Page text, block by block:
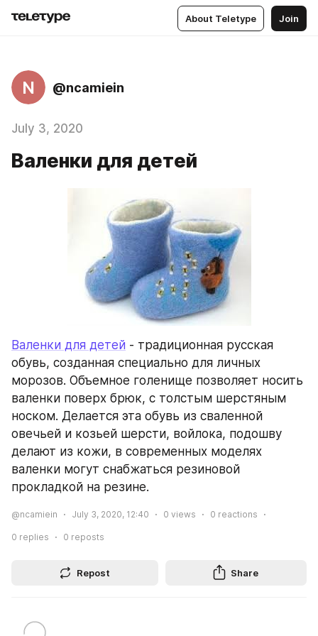
About Teletype Join
N @ncamiein
July 3, 2020
Валенки для детей
Валенки для детей - традиционная русская
обувь, созданная специально для личных
морозов. Объемное голенище позволяет носить
валенки поверх брюк, с толстым шерстяным
носком. Делается эта обувь из сваленной
овечьей и козьей шерсти, войлока, подошву
делают из кожи, в современных моделях
валенки могут снабжаться резиновой
прокладкой на резине.
@ncamiein July 3, 2020, 12:40 0 views 0 reactions
0 replies 0 reposts
Repost Share